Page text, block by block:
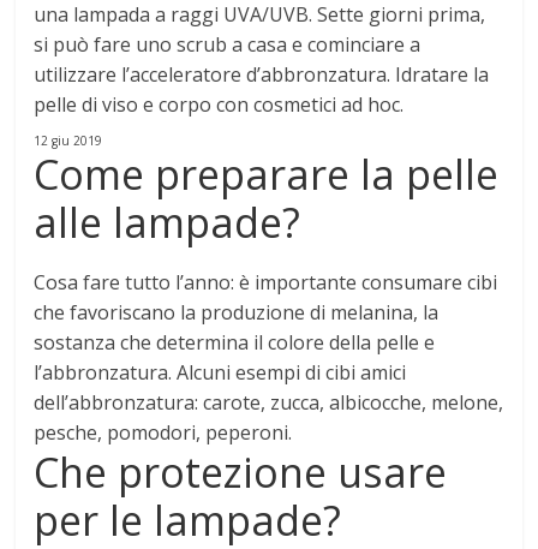
una lampada a raggi UVA/UVB. Sette giorni prima,
si puòfare uno scruba casa e cominciarea
utilizzare l’acceleratore d’abbronzatura. Idratare la
pelledi viso e corpo con cosmetici ad hoc.
12 giu 2019
Come preparare la pelle
alle lampade?
Cosa fare tutto l’anno: è importanteconsumare cibi
che favoriscano la produzione di melanina, la
sostanza che determina il colore della pelle e
l’abbronzatura. Alcuni esempi di cibi amici
dell’abbronzatura: carote, zucca, albicocche, melone,
pesche, pomodori, peperoni.
Che protezione usare
per le lampade?